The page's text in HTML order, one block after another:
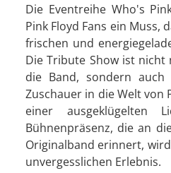
Die Eventreihe Who's
Pink Floyd Fans ein Muss,
frischen und
Die Tribute Show ist nicht
die Band, sondern
Zuschauer in die Welt von
einer ausgeklügelten
Bühnenpräsenz, die an
Originalband erinnert,
unvergesslichen Erlebnis.